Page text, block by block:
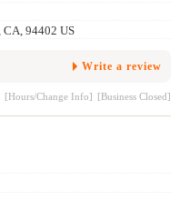
, CA, 94402 US
Write a review
[Hours/Change Info] [Business Closed]